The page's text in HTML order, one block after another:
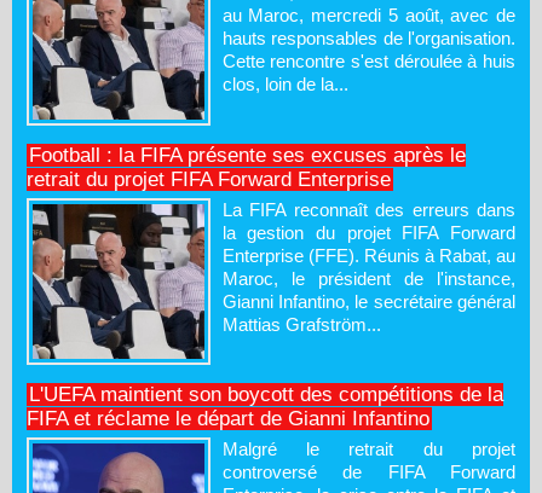
au Maroc, mercredi 5 août, avec de
hauts responsables de l'organisation.
Cette rencontre s'est déroulée à huis
clos, loin de la...
Football : la FIFA présente ses excuses après le
retrait du projet FIFA Forward Enterprise
La FIFA reconnaît des erreurs dans
la gestion du projet FIFA Forward
Enterprise (FFE). Réunis à Rabat, au
Maroc, le président de l'instance,
Gianni Infantino, le secrétaire général
Mattias Grafström...
L'UEFA maintient son boycott des compétitions de la
FIFA et réclame le départ de Gianni Infantino
Malgré le retrait du projet
controversé de FIFA Forward